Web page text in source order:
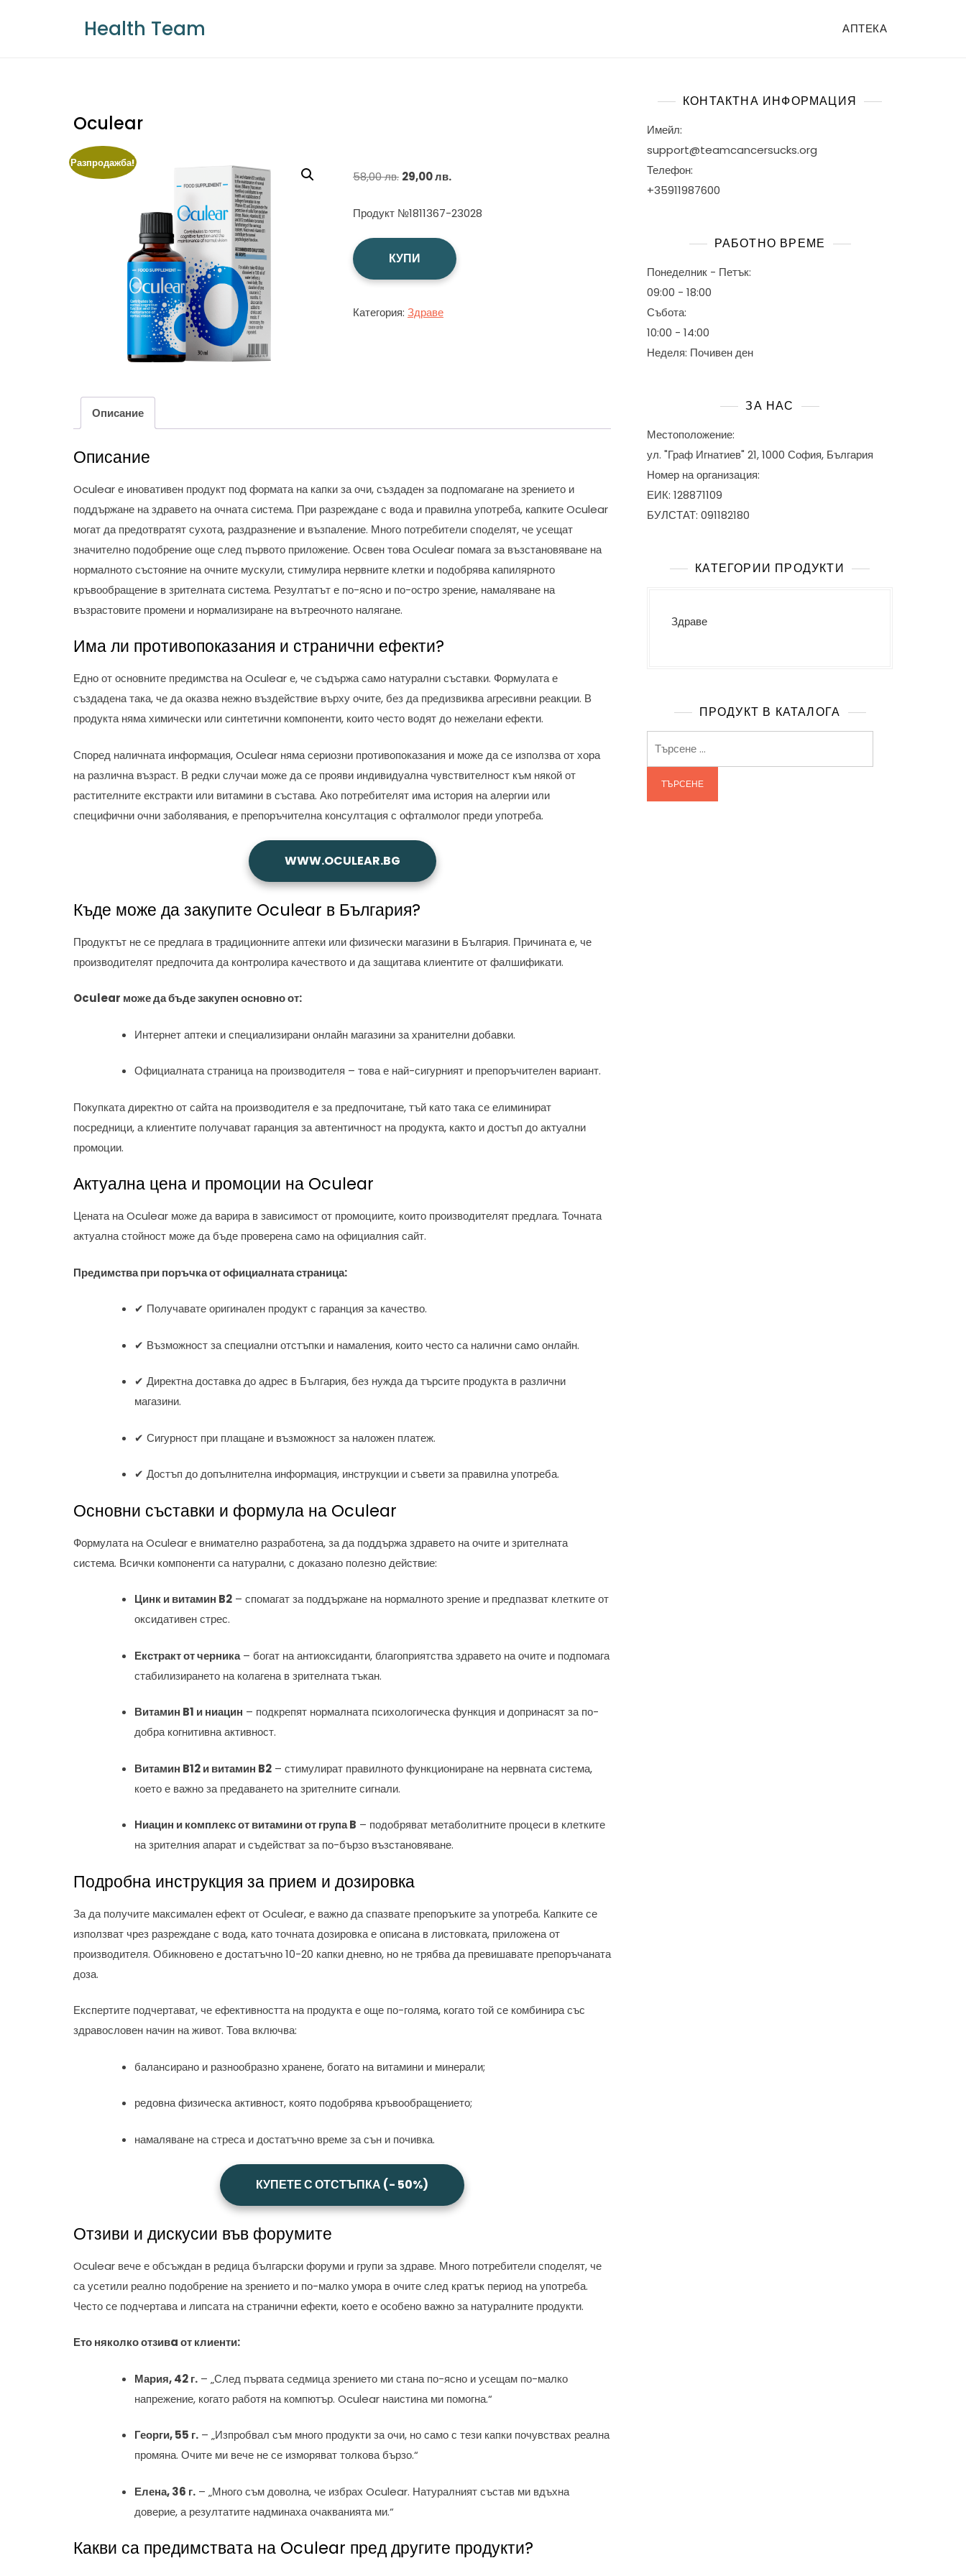
Health Team АПТЕКА
Oculear
Разпродажба!
58,00лв. Original
was:
58,00 лв..
29,00лв.Текущата
е:
Продукт №1811367-23028
КУПИ
Категория: Здраве
Описание
Описание
Oculear е иновативен продукт под формата на капки за очи, създаден за подпомагане на зрението и
поддържане на здравето на очната система. При разреждане с вода и правилна употреба, капките Oculear
могат да предотвратят сухота, раздразнение и възпаление. Много потребители споделят, че усещат
значително подобрение още след първото приложение. Освен това Oculear помага за възстановяване на
нормалното състояние на очните мускули, стимулира нервните клетки и подобрява капилярното
кръвообращение в зрителната система. Резултатът е по-ясно и по-остро зрение, намаляване на
възрастовите промени и нормализиране на вътреочното налягане.
Има ли противопоказания и странични ефекти?
Едно от основните предимства на Oculear е, че съдържа само натурални съставки. Формулата е
създадена така, че да оказва нежно въздействие върху очите, без да предизвиква агресивни реакции. В
продукта няма химически или синтетични компоненти, които често водят до нежелани ефекти.
Според наличната информация, Oculear няма сериозни противопоказания и може да се използва от хора
на различна възраст. В редки случаи може да се прояви индивидуална чувствителност към някой от
растителните екстракти или витамини в състава. Ако потребителят има история на алергии или
специфични очни заболявания, е препоръчителна консултация с офталмолог преди употреба.
WWW.OCULEAR.BG
Къде може да закупите Oculear в България?
Продуктът не се предлага в традиционните аптеки или физически магазини в България. Причината е, че
производителят предпочита да контролира качеството и да защитава клиентите от фалшификати.
Oculear може да бъде закупен основно от:
Интернет аптеки и специализирани онлайн магазини за хранителни добавки.
Официалната страница на производителя – това е най-сигурният и препоръчителен вариант.
Покупката директно от сайта на производителя е за предпочитане, тъй като така се елиминират
посредници, а клиентите получават гаранция за автентичност на продукта, както и достъп до актуални
промоции.
Актуална цена и промоции на Oculear
Цената на Oculear може да варира в зависимост от промоциите, които производителят предлага. Точната
актуална стойност може да бъде проверена само на официалния сайт.
Предимства при поръчка от официалната страница:
✔ Получавате оригинален продукт с гаранция за качество.
✔ Възможност за специални отстъпки и намаления, които често са налични само онлайн.
✔ Директна доставка до адрес в България, без нужда да търсите продукта в различни
магазини.
✔ Сигурност при плащане и възможност за наложен платеж.
✔ Достъп до допълнителна информация, инструкции и съвети за правилна употреба.
Основни съставки и формула на Oculear
Формулата на Oculear е внимателно разработена, за да поддържа здравето на очите и зрителната
система. Всички компоненти са натурални, с доказано полезно действие:
Цинк и витамин B2 – спомагат за поддържане на нормалното зрение и предпазват клетките от
оксидативен стрес.
Екстракт от черника– богат на антиоксиданти, благоприятства здравето на очите и подпомага
стабилизирането на колагена в зрителната тъкан.
Витамин B1 и ниацин – подкрепят нормалната психологическа функция и допринасят за по-
добра когнитивна активност.
Витамин B12 и витамин B2 – стимулират правилното функциониране на нервната система,
което е важно за предаването на зрителните сигнали.
Ниацин и комплекс от витамини от група B – подобряват метаболитните процеси в клетките
на зрителния апарат и съдействат за по-бързо възстановяване.
Подробна инструкция за прием и дозировка
За да получите максимален ефект от Oculear, е важно да спазвате препоръките за употреба. Капките се
използват чрез разреждане с вода, като точната дозировка е описана в листовката, приложена от
производителя. Обикновено е достатъчно 10-20 капки дневно, но не трябва да превишавате препоръчаната
доза.
Експертите подчертават, че ефективността на продукта е още по-голяма, когато той се комбинира със
здравословен начин на живот. Това включва:
балансирано и разнообразно хранене, богато на витамини и минерали;
редовна физическа активност, която подобрява кръвообращението;
намаляване на стреса и достатъчно време за сън и почивка.
КУПЕТЕ С ОТСТЪПКА (- 50%)
Отзиви и дискусии във форумите
Oculear вече е обсъждан в редица български форуми и групи за здраве. Много потребители споделят, че
са усетили реално подобрение на зрението и по-малко умора в очите след кратък период на употреба.
Често се подчертава и липсата на странични ефекти, което е особено важно за натуралните продукти.
Ето няколко отзивa от клиенти:
Мария, 42 г. – „След първата седмица зрението ми стана по-ясно и усещам по-малко
напрежение, когато работя на компютър. Oculear наистина ми помогна.“
Георги, 55 г. – „Изпробвал съм много продукти за очи, но само с тези капки почувствах реална
промяна. Очите ми вече не се изморяват толкова бързо.“
Елена, 36 г. – „Много съм доволна, че избрах Oculear. Натуралният състав ми вдъхна
доверие, а резултатите надминаха очакванията ми.“
Какви са предимствата на Oculear пред другите продукти?
КОНТАКТНА ИНФОРМАЦИЯ
Имейл:
support@teamcancersucks.org
Телефон:
+35911987600
РАБОТНО ВРЕМЕ
Понеделник - Петък:
09:00 - 18:00
Събота:
10:00 - 14:00
Неделя: Почивен ден
ЗА НАС
Местоположение:
ул. "Граф Игнатиев" 21, 1000 София, България
Номер на организация:
ЕИК: 128871109
БУЛСТАТ: 091182180
КАТЕГОРИИ ПРОДУКТИ
Здраве
ПРОДУКТ В КАТАЛОГА